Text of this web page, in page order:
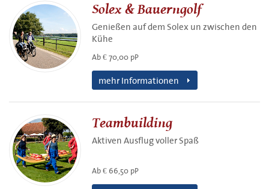
Solex & Bauerngolf
Genießen auf dem Solex un zwischen den
Kühe
Ab € 70,00 pP
mehr Informationen
Teambuilding
Aktiven Ausflug voller Spaß
Ab € 66,50 pP